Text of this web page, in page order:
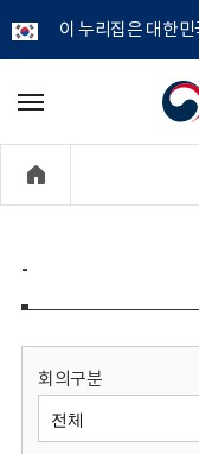
이 누리집은 대한
개
정
보
메
기
-
회의구분